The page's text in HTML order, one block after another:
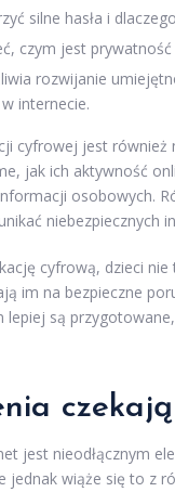
silne hasła i
czym jest
rozwijanie
internecie.
cyfrowej jest również
jak ich aktywność
osobowych.
niebezpiecznych
cyfrową, dzieci
im na bezpieczne
lepiej są
jest nieodłącznym
jednak wiąże się to z